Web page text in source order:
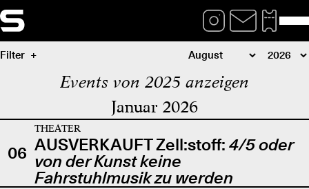
Filter
Events von 2025 anzeigen
Januar 2026
06
THEATER
AUSVERKAUFT Zell:stoff: 4/5 oder
von der Kunst keine
Fahrstuhlmusik zu werden